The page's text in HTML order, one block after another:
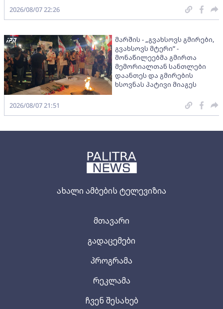
ახალი ამბების ტელევიზია
მთავარი
გადაცემები
პროგრამა
რეკლამა
ჩვენ შესახებ
2026/08/07 22:26
მარშის - „გვახსოვს გმირები,
გვახსოვს მტერი” -
მონაწილეებმა გმირთა
მემორიალთან სანთლები
დაანთეს და გმირების
ხსოვნას პატივი მიაგეს
2026/08/07 21:51